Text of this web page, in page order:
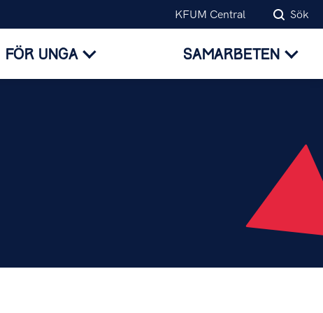
KFUM Central Sök
FÖR UNGA SAMARBETEN